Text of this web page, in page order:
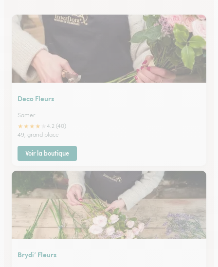
Deco Fleurs
Samer
★★★★
4.2 (40)
49, grand place
Voir la boutique
Brydi’ Fleurs